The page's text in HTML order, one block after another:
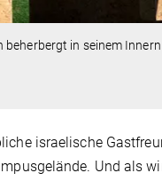
in seinem
israelische
Und als